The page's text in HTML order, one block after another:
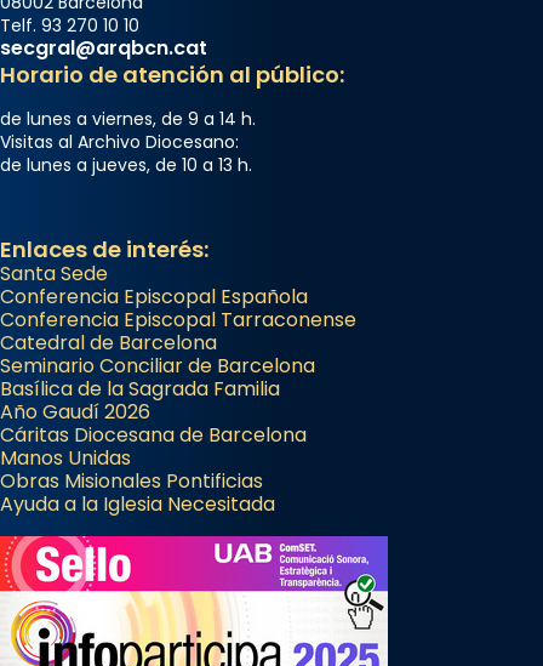
Telf. 93 270 10 10
secgral@arqbcn.cat
Horario de atención al público:
de lunes a viernes, de 9 a 14 h.
Visitas al Archivo Diocesano:
de lunes a jueves, de 10 a 13 h.
Enlaces de interés:
Santa Sede
Conferencia Episcopal Española
Conferencia Episcopal Tarraconense
Catedral de Barcelona
Seminario Conciliar de Barcelona
Basílica de la Sagrada Familia
Año Gaudí 2026
Cáritas Diocesana de Barcelona
Manos Unidas
Obras Misionales Pontificias
Ayuda a la Iglesia Necesitada